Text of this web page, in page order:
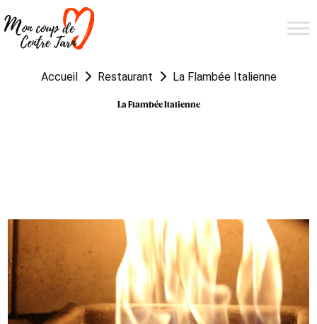
Accueil Restaurant La Flambée Italienne
La Flambée Italienne